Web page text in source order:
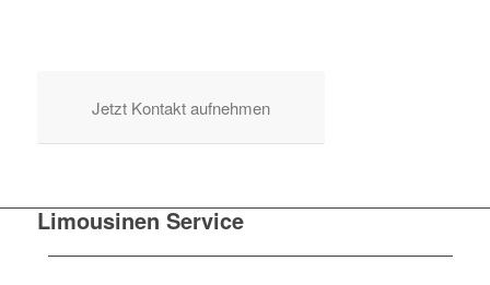
Jetzt Kontakt aufnehmen
Limousinen Service